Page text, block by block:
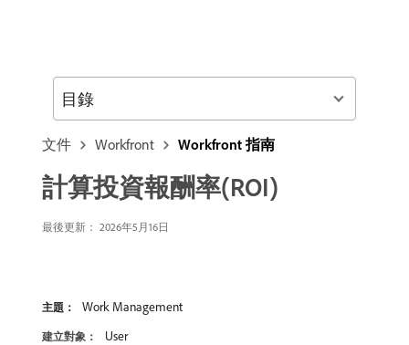
文件 Workfront Workfront 指南
計算投資報酬率(ROI)
最後更新： 2026年5月16日
主題： Work Management
建立對象： User
目錄